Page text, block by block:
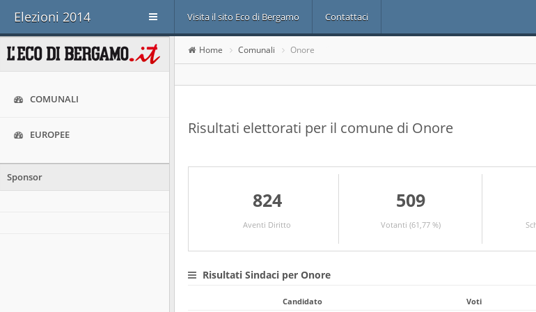
Elezioni 2014 Visita il sito Eco di Bergamo Contattaci
COMUNALI
EUROPEE
Sponsor
Home Comunali Onore
Risultati elettorati per il comune di Onore
824
Aventi Diritto
509
Votanti (61,77 %)
Risultati Sindaci per Onore
Candidato Voti